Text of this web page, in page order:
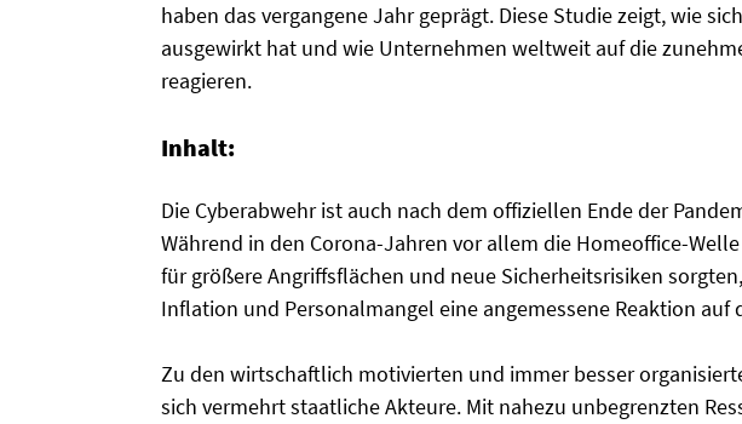
haben das vergangene Jahr geprägt. Diese Studie zeigt, wie
ausgewirkt hat und wie Unternehmen weltweit auf die
reagieren.
Inhalt:
Die Cyberabwehr ist auch nach dem offiziellen Ende der
Während in den Corona-Jahren vor allem die Homeoffice-
für größere Angriffsflächen und neue Sicherheitsrisiken
Inflation und Personalmangel eine angemessene Reaktion auf
Zu den wirtschaftlich motivierten und immer besser
sich vermehrt staatliche Akteure. Mit nahezu unbegrenzten